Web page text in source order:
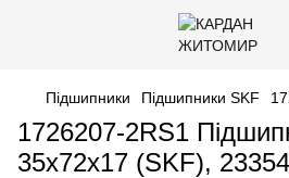
Підшипники Підшипники SKF
1726207-2RS1
35x72x17 (SKF),